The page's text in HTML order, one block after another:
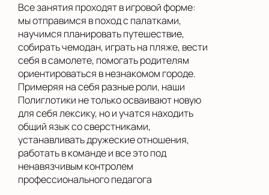
Все занятия проходят в игровой форме:
мы отправимся в поход с палатками,
научимся планировать путешествие,
собирать чемодан, играть на пляже, вести
себя в самолете, помогать родителям
ориентироваться в незнакомом городе.
Примеряя на себя разные роли, наши
Полиглотики не только осваивают новую
для себя лексику, но и учатся находить
общий язык со сверстниками,
устанавливать дружеские отношения,
работать в команде и все это под
ненавязчивым контролем
профессионального педагога